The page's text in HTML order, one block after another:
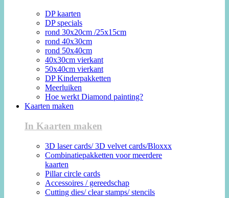
DP kaarten
DP specials
rond 30x20cm /25x15cm
rond 40x30cm
rond 50x40cm
40x30cm vierkant
50x40cm vierkant
DP Kinderpakketten
Meerluiken
Hoe werkt Diamond painting?
Kaarten maken
In Kaarten maken
3D laser cards/ 3D velvet cards/Bloxxx
Combinatiepakketten voor meerdere
kaarten
Pillar circle cards
Accessoires / gereedschap
Cutting dies/ clear stamps/ stencils